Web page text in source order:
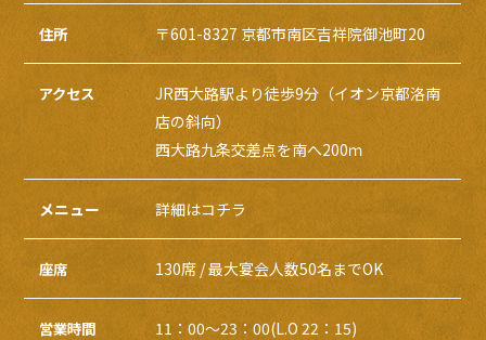
住所 〒601-8327 京都市南区吉祥院御池町20
アクセス
JR西大路駅より徒歩9分（イオン京都洛南
店の斜向）
西大路九条交差点を南へ200ｍ
メニュー 詳細はコチラ
座席 130席 / 最大宴会人数50名までOK
営業時間 11：00～23：00(L.O 22：15)